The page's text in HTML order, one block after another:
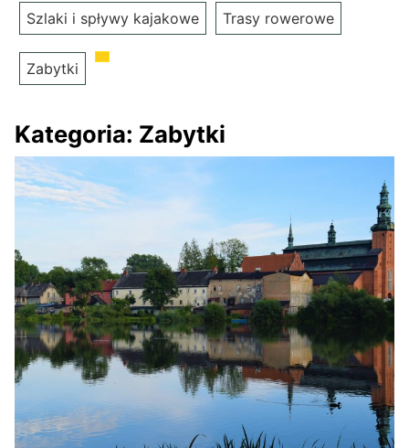
Szlaki i spływy kajakowe Trasy rowerowe
Zabytki
Kategoria: Zabytki